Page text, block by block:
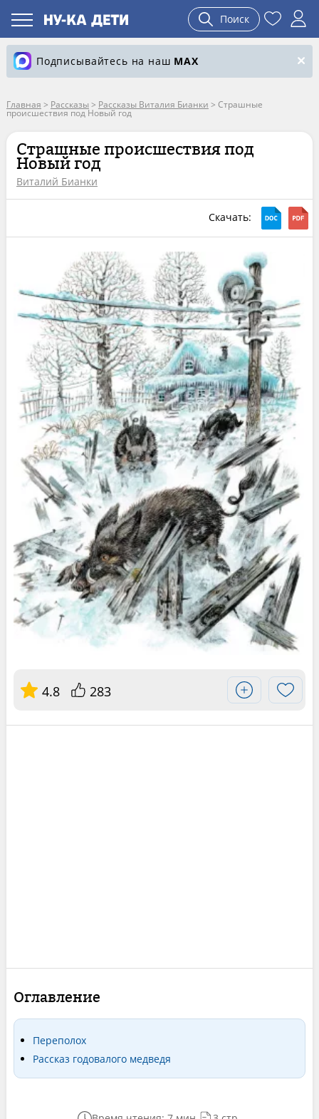
Поиск
Подписывайтесь на наш MAX
Главная > Рассказы > Рассказы Виталия Бианки > Страшные
происшествия под Новый год
Страшные происшествия под
Новый год
Виталий Бианки
Скачать:
4.8 283
Оглавление
Переполох
Рассказ годовалого медведя